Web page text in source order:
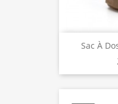
Sac À